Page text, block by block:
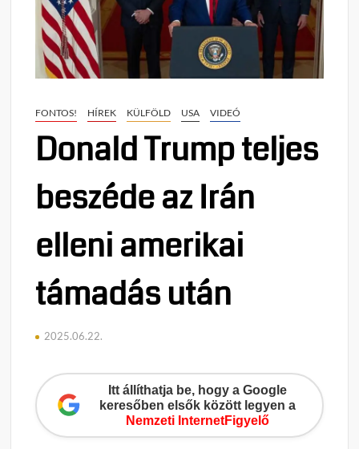
FONTOS! HÍREK KÜLFÖLD USA VIDEÓ
Donald Trump teljes
beszéde az Irán
elleni amerikai
támadás után
2025.06.22.
Itt állíthatja be, hogy a Google
keresőben elsők között legyen a
Nemzeti InternetFigyelő